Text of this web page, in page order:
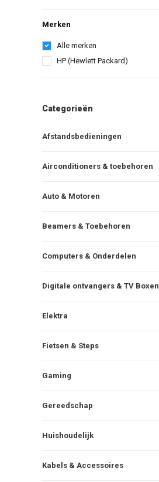
Merken
Alle merken
HP (Hewlett Packard)
Categorieën
Afstandsbedieningen
Airconditioners & toebehoren
Auto & Motoren
Beamers & Toebehoren
Computers & Onderdelen
Digitale ontvangers & TV Boxen
Elektra
Fietsen & Steps
Gaming
Gereedschap
Huishoudelijk
Kabels & Accessoires